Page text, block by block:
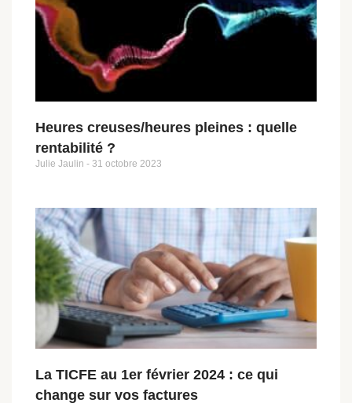
Heures creuses/heures pleines : quelle
rentabilité ?
Julie Jaulin 31 octobre 2023
La TICFE au 1er février 2024 : ce qui
change sur vos factures